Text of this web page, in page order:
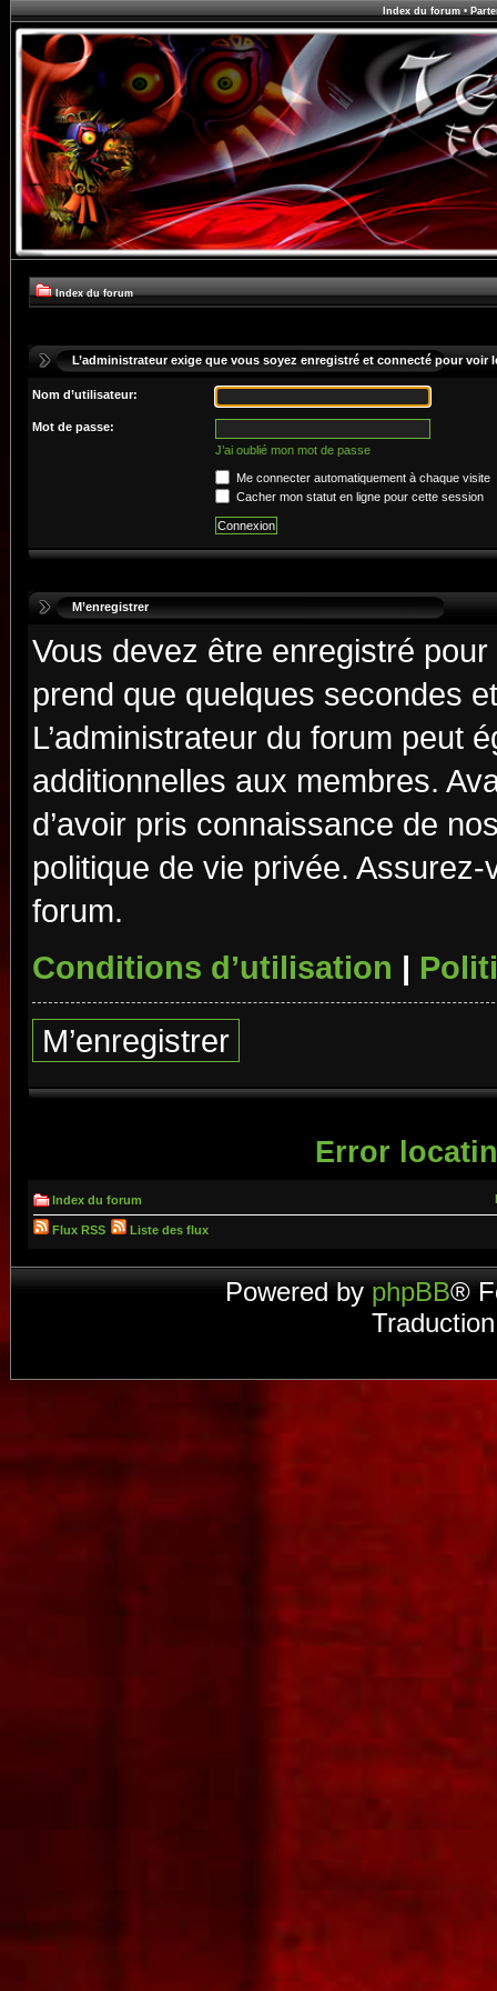
Index du forum•
Index du forum
L’administrateur exige que vous soyez enregistré et connecté pour voir
Nom d’utilisateur:
Mot de passe:
J’ai oublié mon mot de passe
Me connecter automatiquement à chaque visite
Cacher mon statut en ligne pour cette session
M’enregistrer
Vous devez être enregistré
prend que quelques secondes
L’administrateur du forum peut
additionnelles aux membres.
d’avoir pris connaissance de
politique de vie privée.
forum.
Conditions d’utilisation |
M’enregistrer
Error
Index du forum
Flux RSS Liste des flux
Powered by phpBB®